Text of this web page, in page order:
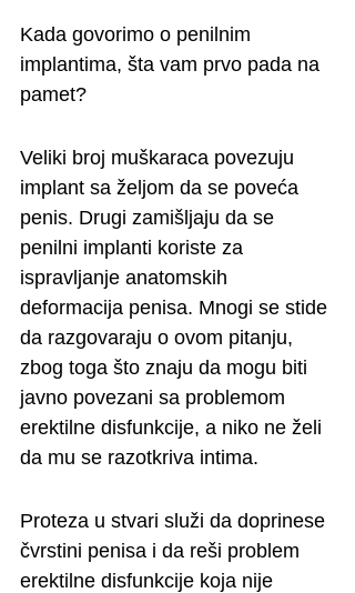
Kada govorimo o penilnim
implantima, šta vam prvo pada na
pamet?
Veliki broj muškaraca povezuju
implant sa željom da se poveća
penis. Drugi zamišljaju da se
penilni implanti koriste za
ispravljanje anatomskih
deformacija penisa. Mnogi se stide
da razgovaraju o ovom pitanju,
zbog toga što znaju da mogu biti
javno povezani sa problemom
erektilne disfunkcije, a niko ne želi
da mu se razotkriva intima.
Proteza u stvari služi da doprinese
čvrstini penisa i da reši problem
erektilne disfunkcije koja nije